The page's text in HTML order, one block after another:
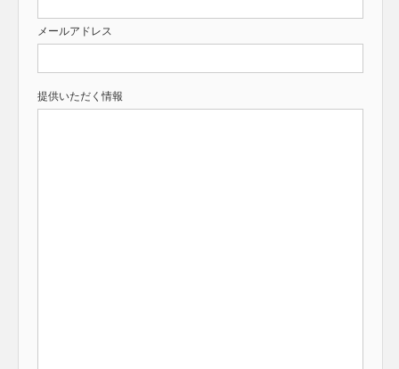
メールアドレス
提供いただく情報